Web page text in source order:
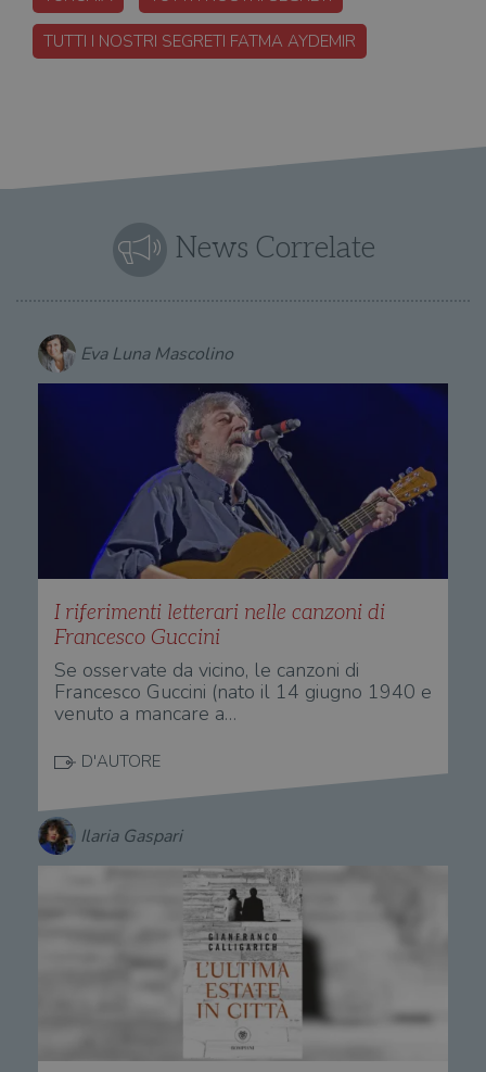
TUTTI I NOSTRI SEGRETI FATMA AYDEMIR
News Correlate
Eva Luna Mascolino
I riferimenti letterari nelle canzoni di
Francesco Guccini
Se osservate da vicino, le canzoni di
Francesco Guccini (nato il 14 giugno 1940 e
venuto a mancare a…
D'AUTORE
Ilaria Gaspari